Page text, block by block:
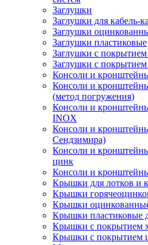
Заглушки
Заглушки для кабель-
Заглушки
Заглушки пластиковые
Заглушки с
Заглушки с
Консоли и
Консоли и
(метод погружения)
Консоли и
INOX
Консоли и
Сендзимира)
Консоли и
цинк
Консоли и
Крышки для лотков и
Крышки
Крышки
Крышки пластиковые
Крышки с покрытием
Крышки с покрытием